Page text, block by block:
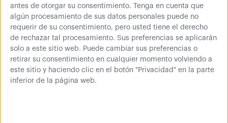
antes de otorgar su consentimiento.
Tenga en cuenta que
algún procesamiento de sus datos personales puede no
requerir de su consentimiento, pero usted tiene el derecho
de rechazar tal procesamiento. Sus preferencias se aplicarán
solo a este sitio web. Puede cambiar sus preferencias o
retirar su consentimiento en cualquier momento volviendo a
este sitio y haciendo clic en el botón "Privacidad" en la parte
inferior de la página web.
Más información
Plataforma rodante con medidas de 910x610 muy útil para
el transporte de todo tipo de cargas de hasta 600Kg.